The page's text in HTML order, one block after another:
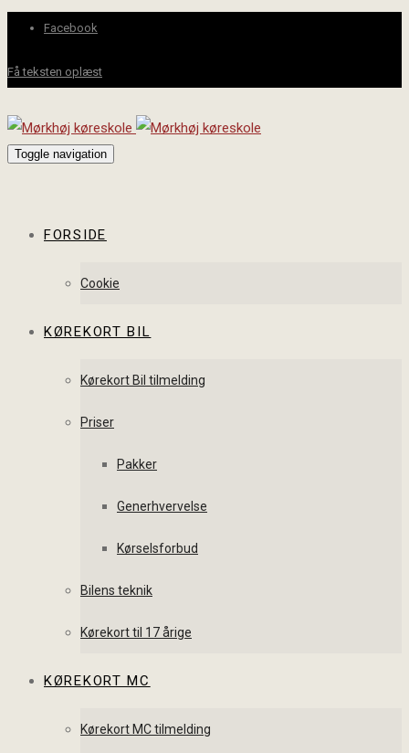
Facebook
Få teksten oplæst
Toggle navigation
FORSIDE
Cookie
KØREKORT BIL
Kørekort Bil tilmelding
Priser
Pakker
Generhvervelse
Kørselsforbud
Bilens teknik
Kørekort til 17 årige
KØREKORT MC
Kørekort MC tilmelding